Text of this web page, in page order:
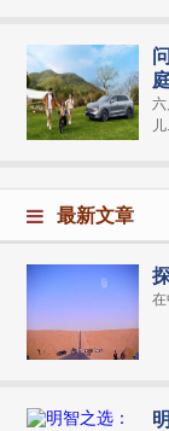
儿...
最新文章